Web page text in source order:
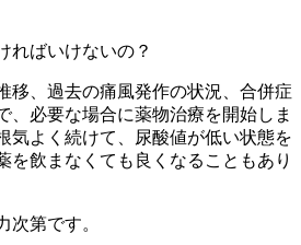
ればいけないの？
移、過去の痛風発作の状況、合併症
、必要な場合に薬物治療を開始しま
気よく続けて、尿酸値が低い状態を
を飲まなくても良くなることもあり
次第です。